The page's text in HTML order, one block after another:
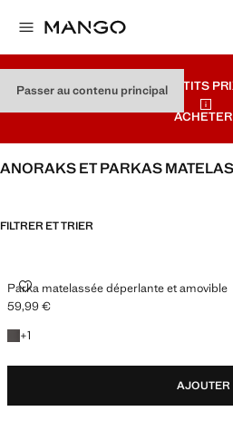
Passer au contenu principalPETITS
ACHETER
ANORAKS ET PARKAS
FILTRER ET TRIER
Parka matelassée déperlante et amovible
PARKA MATELASSÉE DÉPERLANTE
Prix actuel [59,99 € ]
59,99 €
+1
+1 couleur
AJOUTER